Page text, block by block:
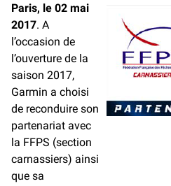
b
o
o
l
L
k
Paris, le 02 mai
2017. A
l’occasion de
l’ouverture de la
saison 2017,
Garmin a choisi
de reconduire son
partenariat avec
la FFPS (section
carnassiers) ainsi
que sa